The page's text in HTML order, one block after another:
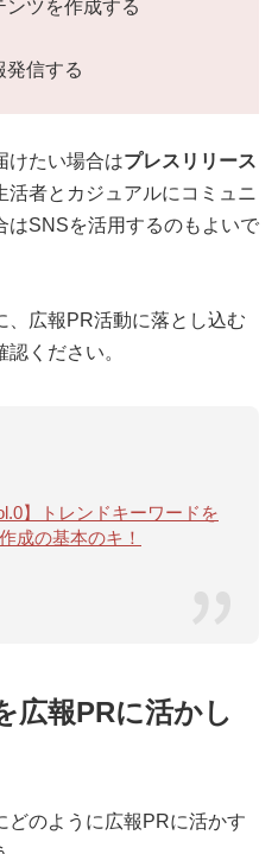
ツを作成する
発信する
けたい場合はプレスリリース
活者とカジュアルにコミュニ
はSNSを活用するのもよいで
、広報PR活動に落とし込む
ください。
】トレンドキーワードを
成の基本のキ！
広報PRに活かし
どのように広報PRに活かす